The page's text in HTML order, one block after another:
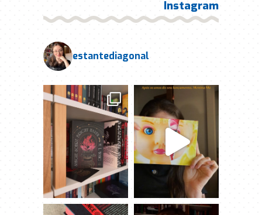
Instagram
estantediagonal